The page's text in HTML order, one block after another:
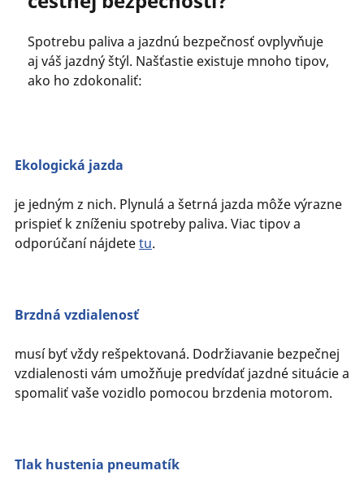
Spotrebu paliva a jazdnú bezpečnosť ovplyvňuje
aj váš jazdný štýl. Našťastie existuje mnoho tipov,
ako ho zdokonaliť:
Ekologická jazda
je jedným z nich. Plynulá a šetrná jazda môže výrazne
prispieť k zníženiu spotreby paliva. Viac tipov a
odporúčaní nájdetetu.
Brzdná vzdialenosť
musí byť vždy rešpektovaná. Dodržiavanie bezpečnej
vzdialenosti vám umožňuje predvídať jazdné situácie a
spomaliť vaše vozidlo pomocou brzdenia motorom.
Tlak hustenia pneumatík